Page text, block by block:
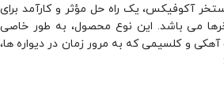
آکوفیکس، یک راه حل مؤثر و کارآمد برای
می باشد. این نوع محصول، به طور خاصی
و کلسیمی که به مرور زمان در دیواره ها،